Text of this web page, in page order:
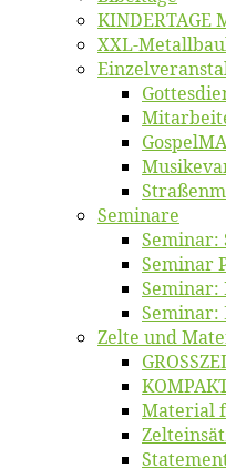
KINDERTAGE
XXL-
Se­mi­na­re
Se­mi­nar:
Se­mi­nar
Se­mi­nar:
Se­mi­nar:
Zel­te und
Ma­te­ri­al